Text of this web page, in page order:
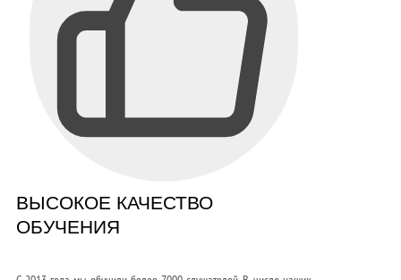
ВЫСОКОЕ КАЧЕСТВО
ОБУЧЕНИЯ